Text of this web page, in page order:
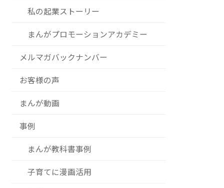
私の起業ストーリー
まんがプロモーションアカデミー
メルマガバックナンバー
お客様の声
まんが動画
事例
まんが教科書事例
子育てに漫画活用